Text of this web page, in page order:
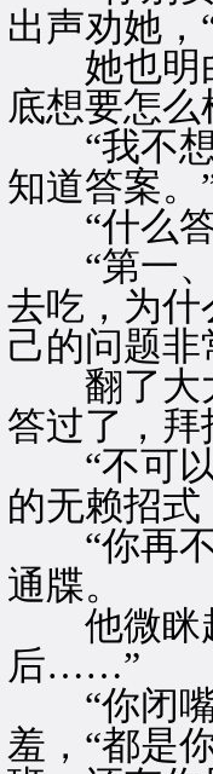
出声劝她，
她也明白
底想要怎么
“我不想
知道答案。
“什么答
“第一、
去吃，为什
己的问题非
翻了大大
答过了，拜
“不可以
的无赖招
“你再不
通牒。
他微眯起
后……”
“你闭嘴
羞，“都是